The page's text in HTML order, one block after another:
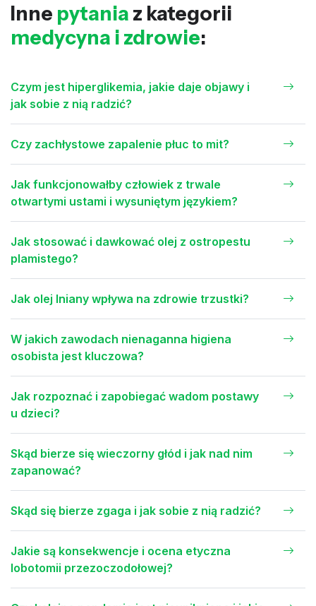
Inne pytania z kategorii
medycyna i zdrowie:
Czym jest hiperglikemia, jakie daje objawy i
jak sobie z nią radzić?
Czy zachłystowe zapalenie płuc to mit?
Jak funkcjonowałby człowiek z trwale
otwartymi ustami i wysuniętym językiem?
Jak stosować i dawkować olej z ostropestu
plamistego?
Jak olej lniany wpływa na zdrowie trzustki?
W jakich zawodach nienaganna higiena
osobista jest kluczowa?
Jak rozpoznać i zapobiegać wadom postawy
u dzieci?
Skąd bierze się wieczorny głód i jak nad nim
zapanować?
Skąd się bierze zgaga i jak sobie z nią radzić?
Jakie są konsekwencje i ocena etyczna
lobotomii przezoczodołowej?